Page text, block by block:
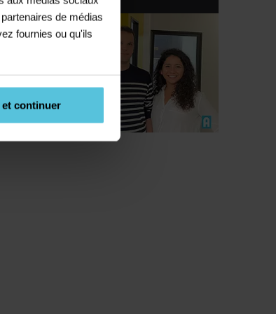
de médias
fournies ou qu'ils
continuer